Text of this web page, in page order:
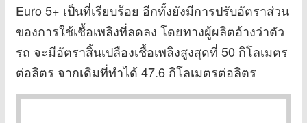
Euro 5+ เป็นที่เรียบร้อย อีกทั้งยังมีการปรับอัตราส่วน
ของการใช้เชื้อเพลิงที่ลดลง โดยทางผู้ผลิตอ้างว่าตัว
รถ จะมีอัตราสิ้นเปลืองเชื้อเพลิงสูงสุดที่ 50 กิโลเมตร
ต่อลิตร จากเดิมที่ทำได้ 47.6 กิโลเมตรต่อลิตร